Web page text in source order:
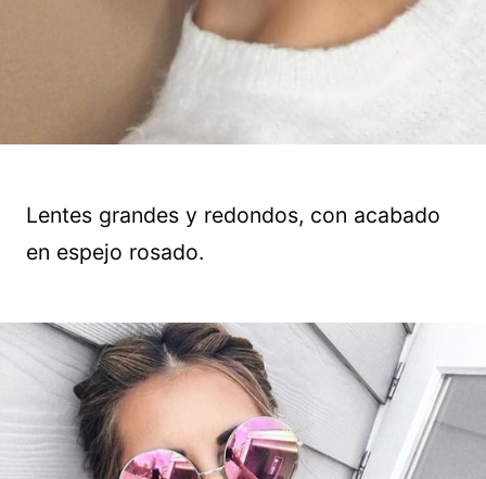
Lentes grandes y redondos, con acabado
en espejo rosado.